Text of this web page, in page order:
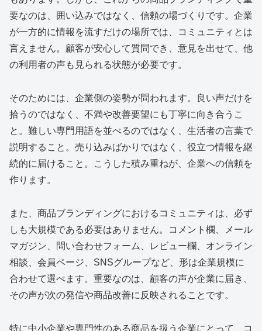
要なのは、囲い込みではなく、信頼の場づくりです。企業
が一方的に情報を流すだけの場所では、コミュニティとは
言えません。顧客が安心して質問でき、意見を出せて、他
の利用者の声も見られる状態が必要です。
そのためには、企業側の姿勢が問われます。良い声だけを
拾うのではなく、不満や改善要望にも丁寧に向き合うこ
と。難しい専門用語を並べるのではなく、生活者の言葉で
説明すること。売り込みばかりではなく、役立つ情報を継
続的に届けること。こうした積み重ねが、企業への信頼を
作ります。
また、商品ブランディングにおけるコミュニティは、必ず
しも大規模である必要はありません。コメント欄、メール
マガジン、問い合わせフォーム、レビュー欄、オンライン
相談、会員ページ、SNSグループなど、形は企業規模に
合わせて選べます。重要なのは、顧客の声が企業に届き、
その声が次の発信や商品改善に反映されることです。
特に中小企業や専門性のある商品を扱う企業にとって、コ